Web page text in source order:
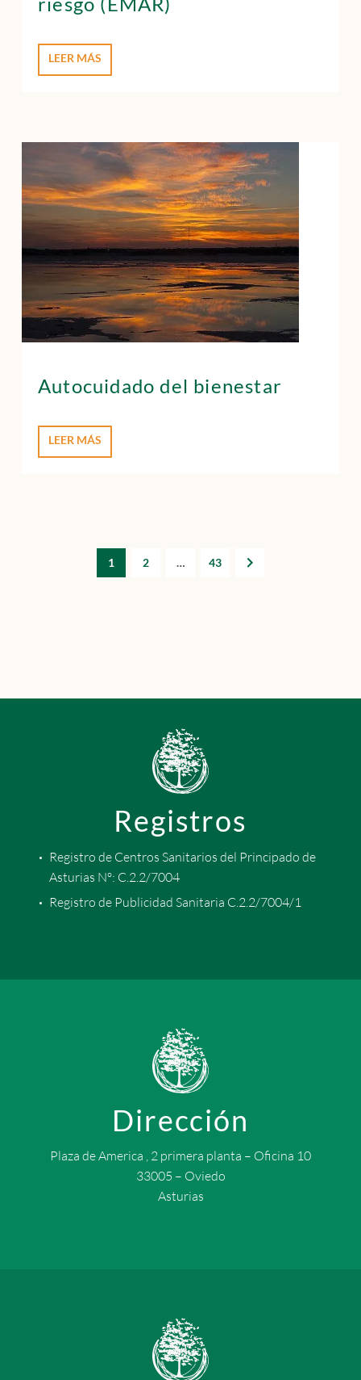
LEER MÁS
Autocuidado del bienestar
LEER MÁS
1 2 … 43
Registros
Registro de Centros Sanitarios del Principado de
Asturias Nº: C.2.2/7004
Registro de Publicidad Sanitaria C.2.2/7004/1
Dirección
Plaza de America , 2 primera planta – Oficina 10
33005 – Oviedo
Asturias